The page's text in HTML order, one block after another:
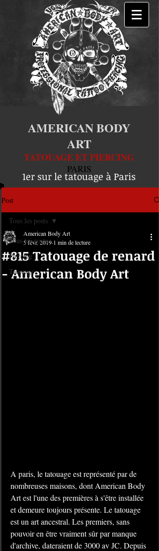
AMERICAN BODY
ART
TATOUAGE ET PIERCING
PARIS
1er sur le tatouage à Paris
Post
Tous les posts
Piercing
Tatouage
Tous les posts
#815 Tatouage de renard
- American Body Art
American Body Art
5 févr. 2019 1 min de lecture
A paris, le tatouage est représenté par de
nombreuses maisons, dont American Body
Art est l'une des premières à s'être installée
et demeure toujours présente. Le tatouage
est un art ancestral. Les premiers, sans
pouvoir en être vraiment sûr par manque
d'archive, dateraient de 3000 av JC. Depuis